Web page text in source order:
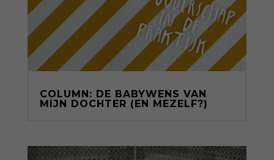
COLUMN: DE BABYWENS VAN
MIJN DOCHTER (EN MEZELF?)